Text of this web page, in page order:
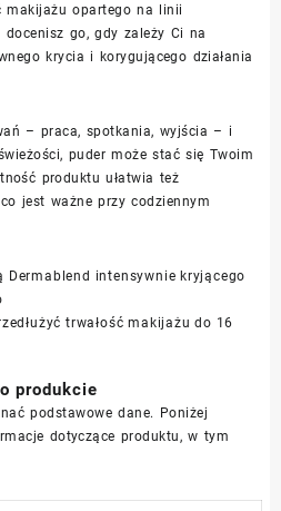
makijażu opartego na linii
docenisz go, gdy zależy Ci na
krycia i korygującego działania
– praca, spotkania, wyjścia – i
puder może stać się Twoim
produktu ułatwia też
jest ważne przy codziennym
Dermablend intensywnie kryjącego
trwałość makijażu do 16
produkcie
podstawowe dane. Poniżej
dotyczące produktu, w tym